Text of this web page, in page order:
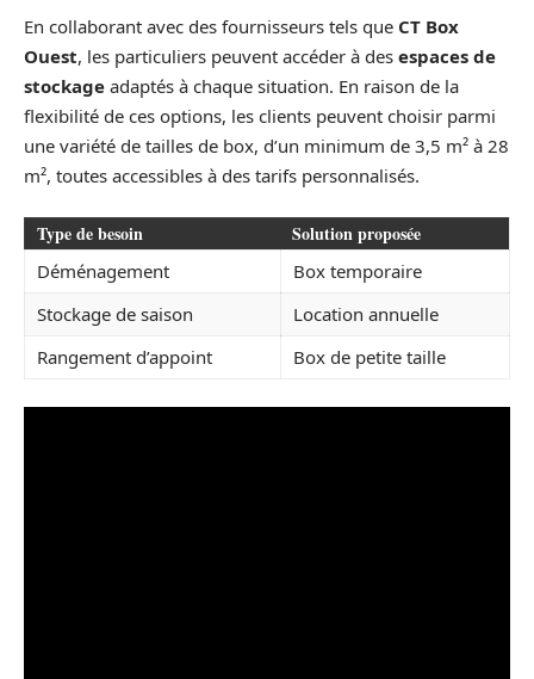
En collaborant avec des fournisseurs tels que CT Box
Ouest, les particuliers peuvent accéder à des espaces de
stockage adaptés à chaque situation. En raison de la
flexibilité de ces options, les clients peuvent choisir parmi
une variété de tailles de box, d’un minimum de 3,5 m² à 28
m², toutes accessibles à des tarifs personnalisés.
Type de besoin Solution proposée
Déménagement
Box temporaire
Stockage de saison
Location annuelle
Rangement d’appoint
Box de petite taille